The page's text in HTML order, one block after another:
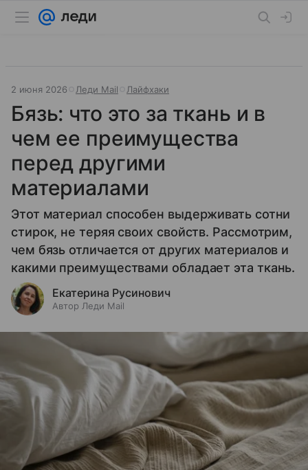
2 июня 2026 Леди Mail Лайфхаки
Бязь: что это за ткань и в
чем ее преимущества
перед другими
материалами
Этот материал способен выдерживать сотни
стирок, не теряя своих свойств. Рассмотрим,
чем бязь отличается от других материалов и
какими преимуществами обладает эта ткань.
Екатерина Русинович
Автор Леди Mail